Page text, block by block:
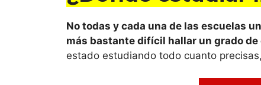
No todas y cada una de las escuelas
más bastante difícil hallar un grado
estado estudiando todo cuanto